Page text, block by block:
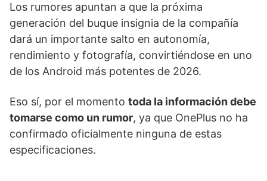
Los rumores apuntan a que la próxima
generación del buque insignia de la compañía
dará un importante salto en autonomía,
rendimiento y fotografía, convirtiéndose en uno
de los Android más potentes de 2026.
Eso sí, por el momento toda la información debe
tomarse como un rumor, ya que OnePlus no ha
confirmado oficialmente ninguna de estas
especificaciones.